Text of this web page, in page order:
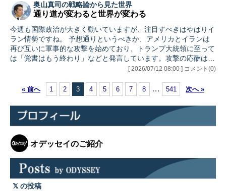
が続いていますが、基本的にはこれまで想定してきたシナリオの
範囲内です。ただ事情によりこちらは詳しくは明日以降として、
今回は特にベネズエラ情勢に焦点を当てます。 ベネズエラにつ
いては読者の方からのリクエストもありましたが、トランプ外交
を理解し、ひいて…
奥山真司の戦略論から見た世界
通り道が変わると世界が変わる
今週も国際政治が大きく動いていますが、注目すべきはやはりイ
ラン情勢ですね。 予想通りというべきか、アメリカとイランは
再び互いに軍事的な攻撃を始めており、トランプ大統領に至って
は「覚書はもう終わり」などと発言しています。攻撃の応酬は一
旦は終息したものの、依然として不安定な状況が続いています。
過する船を攻撃しましたが、それに対してアメリカが約60か所の
イランの軍事施設を攻撃、その報復としてイランがクウェートと
バーレーンの米軍関連施設を攻撃した、ということです。 ■ 【分
析】イラン和平協議で「終わった」発言、トランプ氏が興じる経
済の火…
[ 2026/07/12 08:00 ] コメント(0)
« 前へ 1 2 3 4 5 6 7 8 … 541 次へ »
オデッセイのご紹介
の投稿